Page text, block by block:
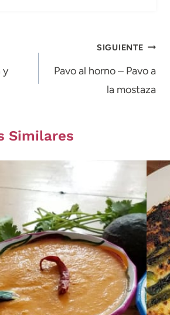
y
SIGUIENTE
Pavo al horno – Pavo a
la mostaza
Similares